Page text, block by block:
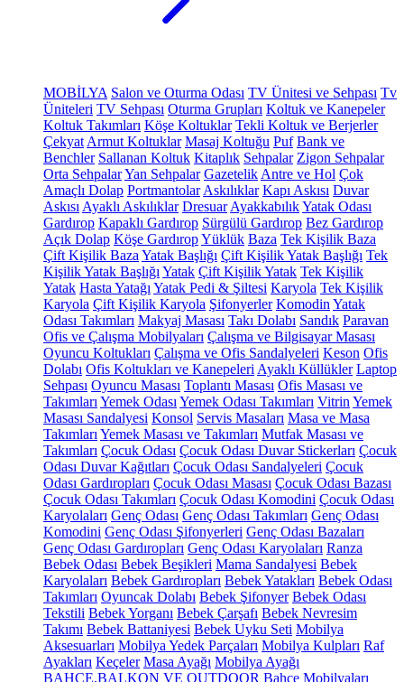
MOBİLYA Salon ve Oturma Odası TV Ünitesi ve Sehpası Tv
Üniteleri TV Sehpası Oturma Grupları Koltuk ve Kanepeler
Koltuk Takımları Köşe Koltuklar Tekli Koltuk ve Berjerler
Çekyat Armut Koltuklar Masaj Koltuğu Puf Bank ve
Benchler Sallanan Koltuk Kitaplık Sehpalar Zigon Sehpalar
Orta SehpalarYan Sehpalar Gazetelik Antre ve Hol Çok
Amaçlı Dolap Portmantolar Askılıklar Kapı Askısı Duvar
Askısı Ayaklı Askılıklar Dresuar AyakkabılıkYatak Odası
Gardırop Kapaklı Gardırop Sürgülü Gardırop Bez Gardırop
Açık Dolap Köşe GardıropYüklük Baza Tek Kişilik Baza
Çift Kişilik Baza Yatak Başlığı Çift Kişilik Yatak Başlığı Tek
Kişilik Yatak Başlığı Yatak Çift Kişilik Yatak Tek Kişilik
Yatak Hasta Yatağı Yatak Pedi & Şiltesi Karyola Tek Kişilik
Karyola Çift Kişilik Karyola Şifonyerler Komodin Yatak
Odası Takımları Makyaj Masası Takı Dolabı Sandık Paravan
Ofis ve Çalışma Mobilyaları Çalışma ve Bilgisayar Masası
Oyuncu Koltukları Çalışma ve Ofis Sandalyeleri Keson Ofis
Dolabı Ofis Koltukları ve Kanepeleri Ayaklı Küllükler Laptop
Sehpası Oyuncu Masası Toplantı Masası Ofis Masası ve
Takımları Yemek Odası Yemek Odası Takımları Vitrin Yemek
Masası Sandalyesi Konsol Servis Masaları Masa ve Masa
Takımları Yemek Masası ve Takımları Mutfak Masası ve
Takımları Çocuk Odası Çocuk Odası Duvar Stickerları Çocuk
Odası Duvar Kağıtları Çocuk Odası Sandalyeleri Çocuk
Odası Gardıropları Çocuk Odası Masası Çocuk Odası Bazası
Çocuk Odası Takımları Çocuk Odası Komodini Çocuk Odası
Karyolaları Genç Odası Genç Odası Takımları Genç Odası
Komodini Genç Odası Şifonyerleri Genç Odası Bazaları
Genç Odası Gardıropları Genç Odası Karyolaları Ranza
Bebek Odası Bebek Beşikleri Mama Sandalyesi Bebek
Karyolaları Bebek Gardıropları Bebek Yatakları Bebek Odası
Takımları Oyuncak Dolabı Bebek Şifonyer Bebek Odası
Tekstili Bebek Yorganı Bebek Çarşafı Bebek Nevresim
Takımı Bebek Battaniyesi Bebek Uyku Seti Mobilya
Aksesuarları Mobilya Yedek Parçaları Mobilya Kulpları Raf
Ayakları Keçeler Masa Ayağı Mobilya Ayağı
BAHÇE,BALKON VE OUTDOOR Bahçe Mobilyaları